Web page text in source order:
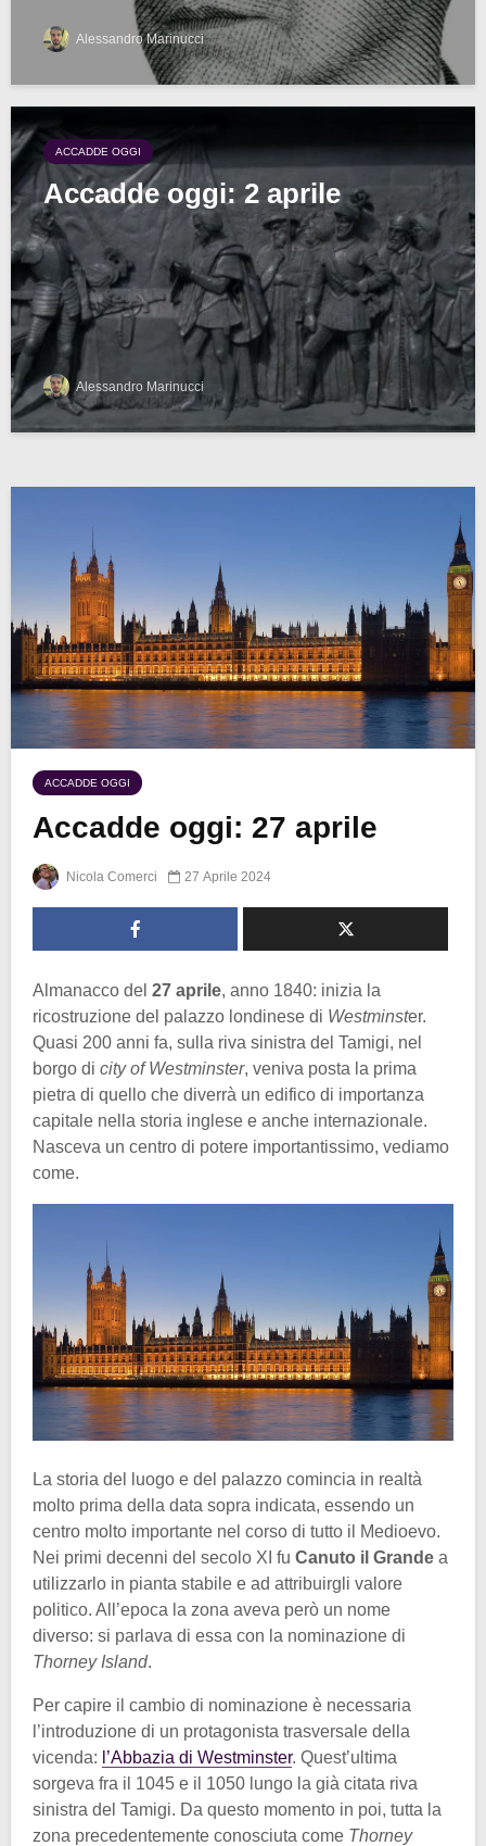
Alessandro Marinucci
ACCADDE OGGI
Accadde oggi: 2 aprile
Alessandro Marinucci
ACCADDE OGGI
Accadde oggi: 27 aprile
Nicola Comerci 27 Aprile 2024
Almanacco del 27 aprile, anno 1840: inizia la
ricostruzione del palazzo londinese di Westminster.
Quasi 200 anni fa, sulla riva sinistra del Tamigi, nel
borgo di city of Westminster, veniva posta la prima
pietra di quello che diverrà un edifico di importanza
capitale nella storia inglese e anche internazionale.
Nasceva un centro di potere importantissimo, vediamo
come.
La storia del luogo e del palazzo comincia in realtà
molto prima della data sopra indicata, essendo un
centro molto importante nel corso di tutto il Medioevo.
Nei primi decenni del secolo XI fu Canuto il Grande a
utilizzarlo in pianta stabile e ad attribuirgli valore
politico. All’epoca la zona aveva però un nome
diverso: si parlava di essa con la nominazione di
Thorney Island.
Per capire il cambio di nominazione è necessaria
l’introduzione di un protagonista trasversale della
vicenda: l’Abbazia di Westminster. Quest’ultima
sorgeva fra il 1045 e il 1050 lungo la già citata riva
sinistra del Tamigi. Da questo momento in poi, tutta la
zona precedentemente conosciuta come Thorney